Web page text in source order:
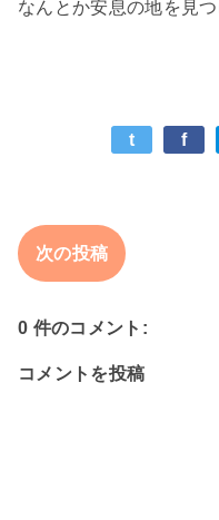
t f
次の投稿
0 件のコメント:
コメントを投稿